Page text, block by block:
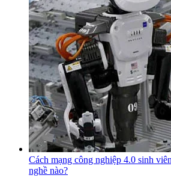
Cách mạng công nghiệp 4.0 sinh
nghề nào?